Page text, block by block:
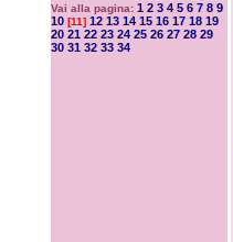
Vai alla pagina: 1 2 3 4 5 6 7 8 9
10 [11] 12 13 14 15 16 17 18 19
20 21 22 23 24 25 26 27 28 29
30 31 32 33 34